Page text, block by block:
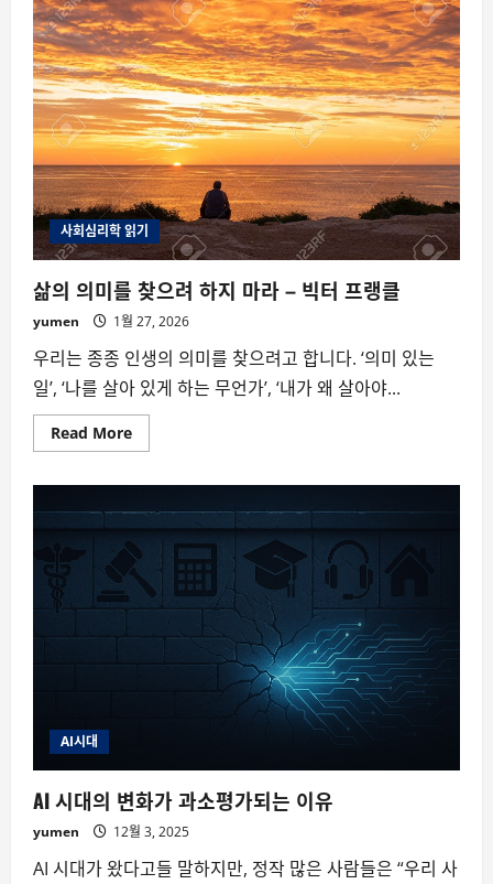
사회심리학 읽기
삶의 의미를 찾으려 하지 마라 – 빅터 프랭클
yumen 1월 27, 2026
우리는 종종 인생의 의미를 찾으려고 합니다. ‘의미 있는
일’, ‘나를 살아 있게 하는 무언가’, ‘내가 왜 살아야...
Read MoreRead
more
의
미
찾
으
려
지
마
AI시대
AI 시대의 변화가 과소평가되는 이유
yumen 12월 3, 2025
AI 시대가 왔다고들 말하지만, 정작 많은 사람들은 “우리 사